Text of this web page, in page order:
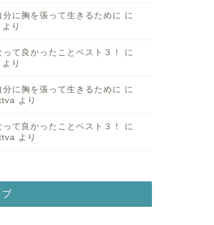
分に胸を張って生きるために に
より
って良かったことベスト３！
に
より
分に胸を張って生きるために に
より
って良かったことベスト３！
に
より